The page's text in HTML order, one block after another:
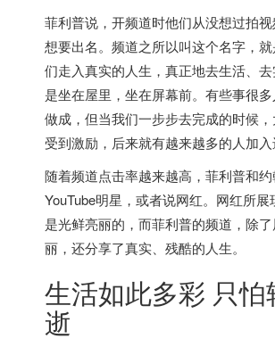
菲利普说，开频道时他们从没想过拍
想要出名。频道之所以叫这个名字，
们走入真实的人生，真正地去生活、
是坐在屋里，坐在屏幕前。有些事很
做成，但当我们一步步去完成的时候
受到激励，后来就有越来越多的人加入
随着频道点击率越来越高，菲利普和
YouTube明星，或者说网红。网红所展
是光鲜亮丽的，而菲利普的频道，除
丽，还分享了真实、残酷的人生。
生活如此多彩 只怕
逝